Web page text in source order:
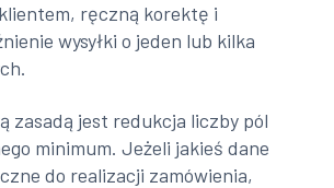
ręczną korektę i
wysyłki o jeden lub kilka
zasadą jest redukcja liczby pól
minimum. Jeżeli jakieś dane
do realizacji zamówienia,